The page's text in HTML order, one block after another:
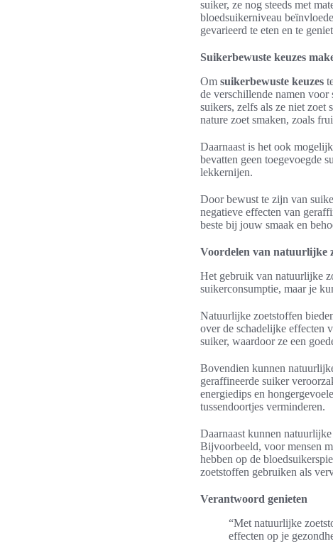
suiker, ze nog steeds met
bloedsuikerniveau
gevarieerd te eten en te
Suikerbewuste keuzes
Om suikerbewuste keuzes
de verschillende namen
suikers, zelfs als ze niet
nature zoet smaken, zoals
Daarnaast is het ook
bevatten geen toegevoegde
lekkernijen.
Door bewust te zijn van
negatieve effecten van
beste bij jouw smaak en
Voordelen van natuurlijke
Het gebruik van natuurlijke
suikerconsumptie, maar je
Natuurlijke zoetstoffen
over de schadelijke effecten
suiker, waardoor ze een
Bovendien kunnen
geraffineerde suiker
energiedips en
tussendoortjes verminderen.
Daarnaast kunnen
Bijvoorbeeld, voor mensen
hebben op de
zoetstoffen gebruiken als
Verantwoord genieten
“Met natuurlijke
effecten op je